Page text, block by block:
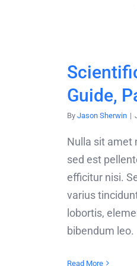
Guide,
By Jason Sherwin |
Nulla sit amet
sed est
efficitur nisi.
varius
lobortis,
bibendum leo.
Read More